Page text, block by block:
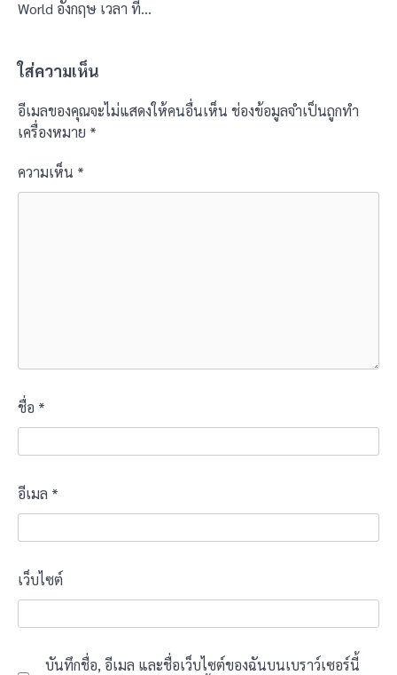
World อังกฤษ เวลา ที…
ใส่ความเห็น
อีเมลของคุณจะไม่แสดงให้คนอื่นเห็น ช่องข้อมูลจำเป็นถูกทำ
เครื่องหมาย *
ความเห็น *
ชื่อ *
อีเมล *
เว็บไซต์
บันทึกชื่อ, อีเมล และชื่อเว็บไซต์ของฉันบนเบราว์เซอร์นี้